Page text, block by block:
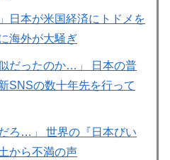
日本が米国経済にトドメを
海外が大騒ぎ
だったのか…」 日本の普
SNSの数十年先を行って
ろ…」 世界の『日本びい
から不満の声